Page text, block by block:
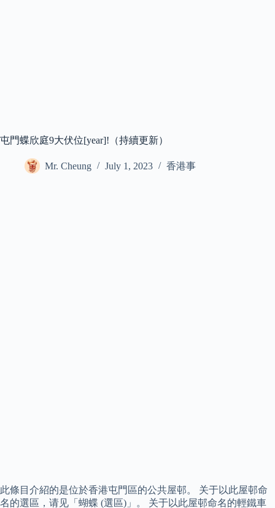
屯門蝶欣庭9大伏位[year]!（持續更新）
Mr. Cheung July 1, 2023 香港事
此條目介紹的是位於香港屯門區的公共屋邨。 关于以此屋邨命
名的選區，请见「蝴蝶 (選區)」。 关于以此屋邨命名的輕鐵車